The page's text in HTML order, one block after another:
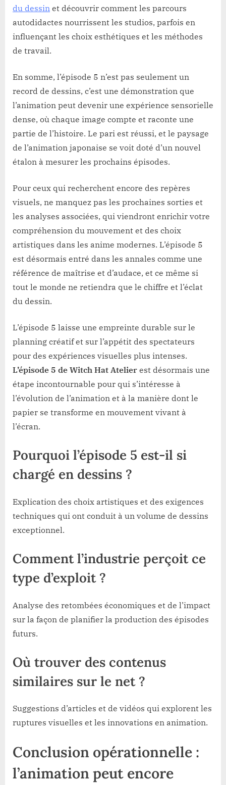
du dessin et découvrir comment les parcours
autodidactes nourrissent les studios, parfois en
influençant les choix esthétiques et les méthodes
de travail.
En somme, l’épisode 5 n’est pas seulement un
record de dessins, c’est une démonstration que
l’animation peut devenir une expérience sensorielle
dense, où chaque image compte et raconte une
partie de l’histoire. Le pari est réussi, et le paysage
de l’animation japonaise se voit doté d’un nouvel
étalon à mesurer les prochains épisodes.
Pour ceux qui recherchent encore des repères
visuels, ne manquez pas les prochaines sorties et
les analyses associées, qui viendront enrichir votre
compréhension du mouvement et des choix
artistiques dans les anime modernes. L’épisode 5
est désormais entré dans les annales comme une
référence de maîtrise et d’audace, et ce même si
tout le monde ne retiendra que le chiffre et l’éclat
du dessin.
L’épisode 5 laisse une empreinte durable sur le
planning créatif et sur l’appétit des spectateurs
pour des expériences visuelles plus intenses.
L’épisode 5 de Witch Hat Atelier est désormais une
étape incontournable pour qui s’intéresse à
l’évolution de l’animation et à la manière dont le
papier se transforme en mouvement vivant à
l’écran.
Pourquoi l’épisode 5 est-il si
chargé en dessins ?
Explication des choix artistiques et des exigences
techniques qui ont conduit à un volume de dessins
exceptionnel.
Comment l’industrie perçoit ce
type d’exploit ?
Analyse des retombées économiques et de l’impact
sur la façon de planifier la production des épisodes
futurs.
Où trouver des contenus
similaires sur le net ?
Suggestions d’articles et de vidéos qui explorent les
ruptures visuelles et les innovations en animation.
Conclusion opérationnelle :
l’animation peut encore